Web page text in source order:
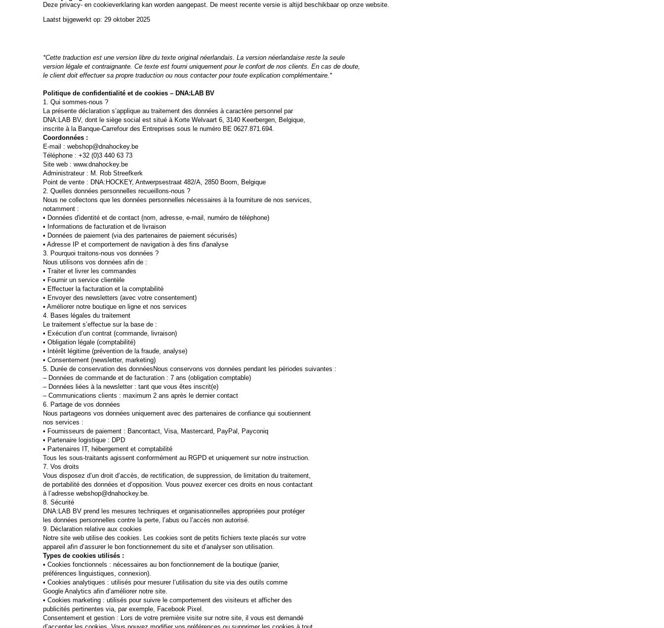
Deze privacy- en cookieverklaring kan worden aangepast. De meest recente versie is altijd beschikbaar op onze website.
Laatst bijgewerkt op: 29 oktober 2025
*Cette traduction est une version libre du texte original néerlandais. La version néerlandaise reste la seule
version légale et contraignante. Ce texte est fourni uniquement pour le confort de nos clients. En cas de doute,
le client doit effectuer sa propre traduction ou nous contacter pour toute explication complémentaire.*
Politique de confidentialité et de cookies – DNA:LAB BV
1. Qui sommes-nous ?
La présente déclaration s’applique au traitement des données à caractère personnel par
DNA:LAB BV, dont le siège social est situé à Korte Welvaart 6, 3140 Keerbergen, Belgique,
inscrite à la Banque-Carrefour des Entreprises sous le numéro BE 0627.871.694.
Coordonnées :
E-mail : webshop@dnahockey.be
Téléphone : +32 (0)3 440 63 73
Site web : www.dnahockey.be
Administrateur : M. Rob Streefkerk
Point de vente : DNA:HOCKEY, Antwerpsestraat 482/A, 2850 Boom, Belgique
2. Quelles données personnelles recueillons-nous ?
Nous ne collectons que les données personnelles nécessaires à la fourniture de nos services,
notamment :
• Données d'identité et de contact (nom, adresse, e-mail, numéro de téléphone)
• Informations de facturation et de livraison
• Données de paiement (via des partenaires de paiement sécurisés)
• Adresse IP et comportement de navigation à des fins d'analyse
3. Pourquoi traitons-nous vos données ?
Nous utilisons vos données afin de :
• Traiter et livrer les commandes
• Fournir un service clientèle
• Effectuer la facturation et la comptabilité
• Envoyer des newsletters (avec votre consentement)
• Améliorer notre boutique en ligne et nos services
4. Bases légales du traitement
Le traitement s’effectue sur la base de :
• Exécution d’un contrat (commande, livraison)
• Obligation légale (comptabilité)
• Intérêt légitime (prévention de la fraude, analyse)
• Consentement (newsletter, marketing)
5. Durée de conservation des donnéesNous conservons vos données pendant les périodes suivantes :
– Données de commande et de facturation : 7 ans (obligation comptable)
– Données liées à la newsletter : tant que vous êtes inscrit(e)
– Communications clients : maximum 2 ans après le dernier contact
6. Partage de vos données
Nous partageons vos données uniquement avec des partenaires de confiance qui soutiennent
nos services :
• Fournisseurs de paiement : Bancontact, Visa, Mastercard, PayPal, Payconiq
• Partenaire logistique : DPD
• Partenaires IT, hébergement et comptabilité
Tous les sous-traitants agissent conformément au RGPD et uniquement sur notre instruction.
7. Vos droits
Vous disposez d’un droit d’accès, de rectification, de suppression, de limitation du traitement,
de portabilité des données et d’opposition. Vous pouvez exercer ces droits en nous contactant
à l’adresse webshop@dnahockey.be.
8. Sécurité
DNA:LAB BV prend les mesures techniques et organisationnelles appropriées pour protéger
les données personnelles contre la perte, l’abus ou l’accès non autorisé.
9. Déclaration relative aux cookies
Notre site web utilise des cookies. Les cookies sont de petits fichiers texte placés sur votre
appareil afin d’assurer le bon fonctionnement du site et d’analyser son utilisation.
Types de cookies utilisés :
• Cookies fonctionnels : nécessaires au bon fonctionnement de la boutique (panier,
préférences linguistiques, connexion).
• Cookies analytiques : utilisés pour mesurer l’utilisation du site via des outils comme
Google Analytics afin d’améliorer notre site.
• Cookies marketing : utilisés pour suivre le comportement des visiteurs et afficher des
publicités pertinentes via, par exemple, Facebook Pixel.
Consentement et gestion : Lors de votre première visite sur notre site, il vous est demandé